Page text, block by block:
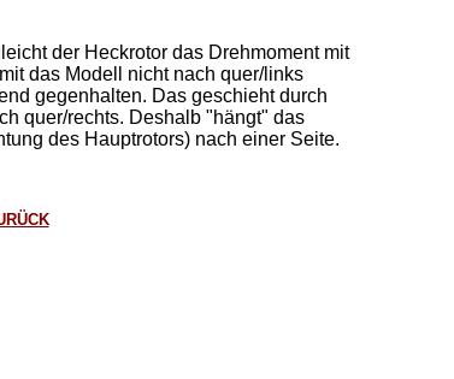
der Heckrotor das Drehmoment mit
das Modell nicht nach quer/links
gegenhalten. Das geschieht durch
quer/rechts. Deshalb "hängt" das
des Hauptrotors) nach einer Seite.